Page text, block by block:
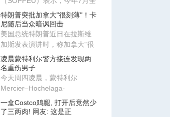
省野火活动高于往年平均水
平，主要原
特朗普突批加拿大"很刻薄"！卡
尼随后当众暗讽回击
美国总统特朗普近日在拉斯维
加斯发表演讲时，称加拿大“很
刻薄”，但同时表示“我爱加
凌晨蒙特利尔警方接连发现两
名重伤男子
今天周四凌晨，蒙特利尔
Mercier–Hochelaga-
Maisonneuve区接连发现两名
身受重伤的男子
一盒Costco鸡腿, 打开后竟然少
了三两肉! 网友: 这是正